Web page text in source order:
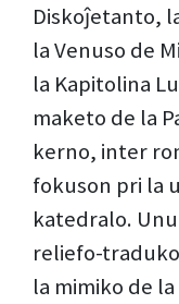
Diskoĵetanto,
la Venuso de
la Kapitolina
maketo de la
kerno, inter
fokuson pri la
katedralo.
reliefo-
la mimiko de